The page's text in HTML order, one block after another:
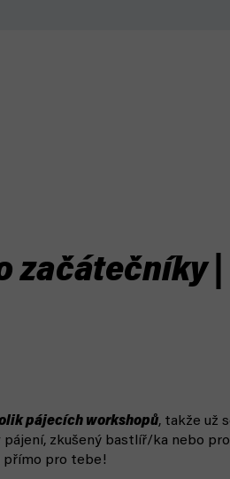
začátečníky |
pájecích workshopů, takže už
zkušený bastlíř/ka nebo
přímo pro tebe!